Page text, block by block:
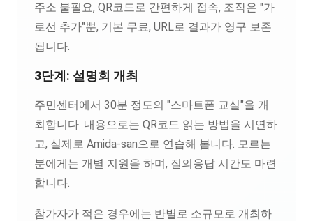
주소 불필요, QR코드로 간편하게 접속, 조작은 "가
로선 추가"뿐, 기본 무료, URL로 결과가 영구 보존
됩니다.
3단계: 설명회 개최
주민센터에서 30분 정도의 "스마트폰 교실"을 개
최합니다. 내용으로는 QR코드 읽는 방법을 시연하
고, 실제로 Amida-san으로 연습해 봅니다. 모르는
분에게는 개별 지원을 하며, 질의응답 시간도 마련
합니다.
참가자가 적은 경우에는 반별로 소규모로 개최하